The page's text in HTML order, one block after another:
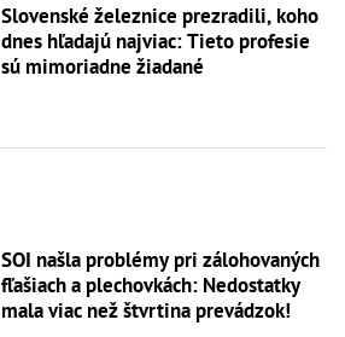
Slovenské železnice prezradili, koho
dnes hľadajú najviac: Tieto profesie
sú mimoriadne žiadané
SOI našla problémy pri zálohovaných
fľašiach a plechovkách: Nedostatky
mala viac než štvrtina prevádzok!